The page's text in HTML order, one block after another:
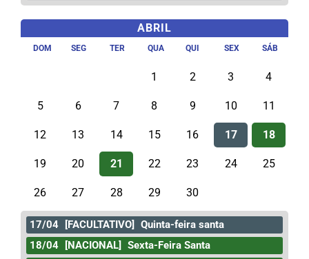
ABRIL
DOM SEG TER QUA QUI SEX SÁB
1 2 3 4
5 6 7 8 9 10 11
12 13 14 15 16 17 18
19 20 21 22 23 24 25
26 27 28 29 30
17/04 [FACULTATIVO]
Quinta-feira santa
18/04
[NACIONAL]
Sexta-Feira Santa